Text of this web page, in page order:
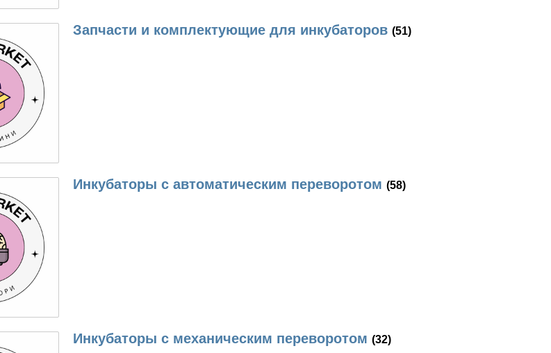
Запчасти и комплектующие для инкубаторов (51)
Инкубаторы с автоматическим переворотом (58)
Инкубаторы с механическим переворотом (32)